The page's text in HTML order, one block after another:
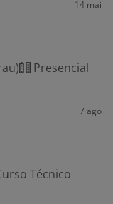
14 mai
Presencial
7 ago
Técnico